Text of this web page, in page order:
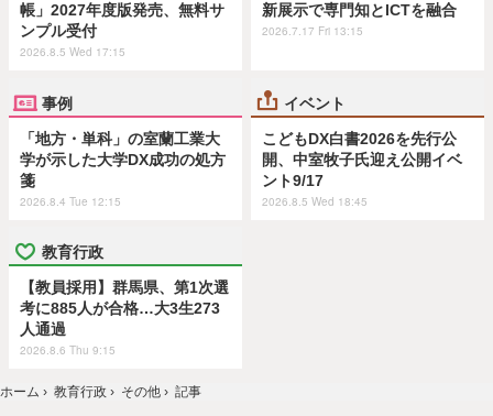
帳」2027年度版発売、無料サ
ンプル受付
2026.8.5 Wed 17:15
新展示で専門知とICTを融合
2026.7.17 Fri 13:15
事例
「地方・単科」の室蘭工業大
学が示した大学DX成功の処方
箋
2026.8.4 Tue 12:15
イベント
こどもDX白書2026を先行公
開、中室牧子氏迎え公開イベ
ント9/17
2026.8.5 Wed 18:45
教育行政
【教員採用】群馬県、第1次選
考に885人が合格…大3生273
人通過
2026.8.6 Thu 9:15
ホーム › 教育行政 › その他 › 記事